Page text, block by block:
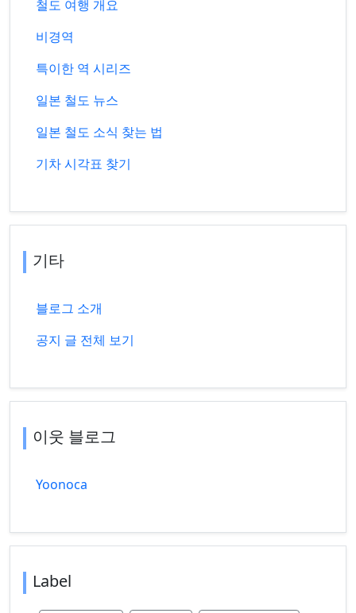
철도 여행 개요
비경역
특이한 역 시리즈
일본 철도 뉴스
일본 철도 소식 찾는 법
기차 시각표 찾기
기타
블로그 소개
공지 글 전체 보기
이웃 블로그
Yoonoca
Label